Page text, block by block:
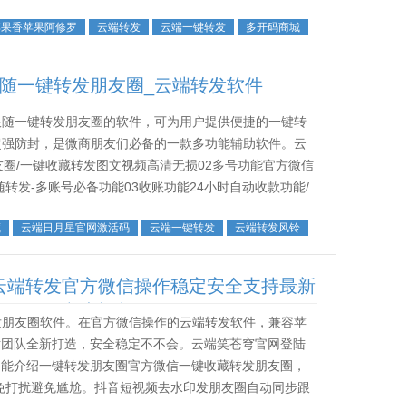
步跟随转发/支持同步跟随多账...
香苹果阿修罗 云端转发 云端一键转发 多开码商城
一键转发朋友圈_云端转发软件
一键转发朋友圈的软件，可为用户提供便捷的一键转
防封，是微商朋友们必备的一款多功能辅助软件。云
/一键收藏转发图文视频高清无损02多号功能官方微信
发-多账号必备功能03收账功能24小时自动收款功能/
发消息给个人和群可自由...
云端日月星官网激活码 云端一键转发 云端转发风铃
端转发官方微信操作稳定安全支持最新
圈图文大视频
友圈软件。在官方微信操作的云端转发软件，兼容苹
队全新打造，安全稳定不不会。云端笑苍穹官网登陆
介绍一键转发朋友圈官方微信一键收藏转发朋友圈，
扰避免尴尬。抖音短视频去水印发朋友圈自动同步跟